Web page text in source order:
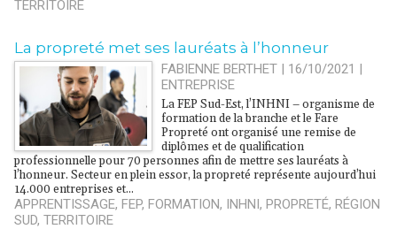
TERRITOIRE
La propreté met ses lauréats à l’honneur
FABIENNE BERTHET | 16/10/2021 |
ENTREPRISE
La FEP Sud-Est, l’INHNI – organisme de
formation de la branche et le Fare
Propreté ont organisé une remise de
diplômes et de qualification
professionnelle pour 70 personnes afin de mettre ses lauréats à
l’honneur. Secteur en plein essor, la propreté représente aujourd’hui
14.000 entreprises et...
APPRENTISSAGE, FEP, FORMATION, INHNI, PROPRETÉ, RÉGION
SUD, TERRITOIRE